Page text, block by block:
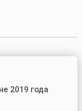
2019 года